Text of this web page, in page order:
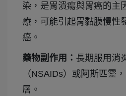
染，是胃潰瘍與胃癌的主
療，可能引起胃黏膜慢性
癌。
藥物副作用： 長期服用消
（NSAIDs）或阿斯匹靈
層。